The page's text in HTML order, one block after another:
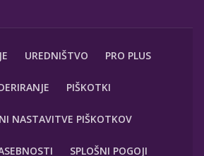
UREDNIŠTVO PRO PLUS
PIŠKOTKI
NASTAVITVE PIŠKOTKOV
SPLOŠNI POGOJI